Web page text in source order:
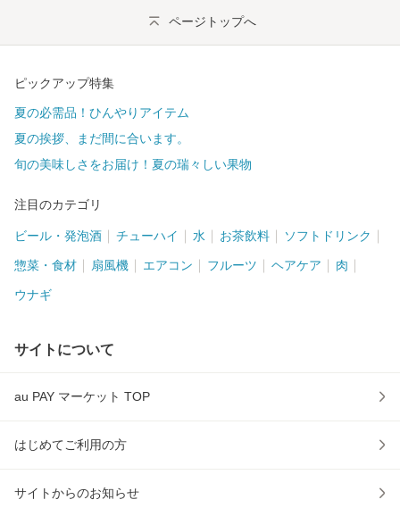
ページトップへ
ピックアップ特集
夏の必需品！ひんやりアイテム
夏の挨拶、まだ間に合います。
旬の美味しさをお届け！夏の瑞々しい果物
注目のカテゴリ
ビール・発泡酒 チューハイ 水 お茶飲料 ソフトドリンク
惣菜・食材 扇風機 エアコン フルーツ ヘアケア 肉
ウナギ
サイトについて
au PAY マーケット TOP
はじめてご利用の方
サイトからのお知らせ